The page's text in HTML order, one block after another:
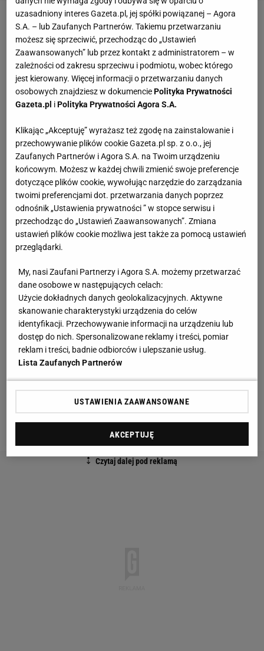
Zobacz wideoKamery są prawie wszędzie. "Świątek
będzie musiała się tłumaczyć"
Mistrz wielkoszlemowy w dwa dni. "Powiedz nam,
że uważasz, iż debliści to śmieci..."
US Open składa tenisistom niespodziewaną ofertę:
"Zostań mistrzem wielkoszlemowym w dwa dni".
Mikst od zawsze był najmniej prestiżową
konkurencją w turniejach tej rangi, dodatkiem. Teraz
został pozbawiony nawet tej dotychczasowej
wartości. W zamian organizatorzy nowojorskiej
imprezy, którzy odkładają na bok wieloletnią
tradycję, oferują coś innego - wielkie pieniądze. Sami
Iga Świątek i Hubert Hurkacz startowali minionej
nocy czasupolskiegow pokazowym Eisenhower
Cup w Indian Wells. W tradycyjnej jednodniowej
imprezie poprzedzającej prestiżowy turniej bierze
udział osiem mikstów, a każdy z siedmiu
składa się z rozgrywanego do 10 punktów super tie-
breaka. To okazja, aby zobaczyć w akcji topowych
singlistów, a dla nich możliwość treningu przed
rywalizacją na poważnie.
uzasadniony interes Gazeta.pl, jej spółki powiązanej – Agora
S.A. – lub Zaufanych Partnerów. Takiemu przetwarzaniu
możesz się sprzeciwić, przechodząc do „Ustawień
Zaawansowanych” lub przez kontakt z administratorem – w
zależności od zakresu sprzeciwu i podmiotu, wobec którego
jest kierowany. Więcej informacji o przetwarzaniu danych
osobowych znajdziesz w dokumenciePolityka Prywatności
Gazeta.pl iPolityka Prywatności Agora S.A.
Klikając „Akceptuję” wyrażasz też zgodę na zainstalowanie i
przechowywanie plików cookie Gazeta.pl sp. z o.o., jej
Zaufanych Partnerów i Agora S.A. na Twoim urządzeniu
końcowym. Możesz w każdej chwili zmienić swoje preferencje
dotyczące plików cookie, wywołując narzędzie do zarządzania
twoimi preferencjami dot. przetwarzania danych poprzez
odnośnik „Ustawienia prywatności ” w stopce serwisu i
przechodząc do „Ustawień Zaawansowanych”. Zmiana
ustawień plików cookie możliwa jest także za pomocą ustawień
przeglądarki.
My, nasi Zaufani Partnerzy i Agora S.A. możemy przetwarzać
dane osobowe w następujących celach:
Użycie dokładnych danych geolokalizacyjnych. Aktywne
skanowanie charakterystyki urządzenia do celów
identyfikacji. Przechowywanie informacji na urządzeniu lub
dostęp do nich. Spersonalizowane reklamy i treści, pomiar
reklam i treści, badnie odbiorców i ulepszanie usług.
Lista Zaufanych Partnerów
USTAWIENIA ZAAWANSOWANE
AKCEPTUJĘ